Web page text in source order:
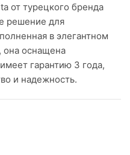
от турецкого бренда
решение для
в элегантном
она оснащена
гарантию 3 года,
и надежность.